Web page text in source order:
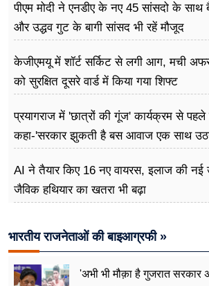
पीएम मोदी ने एनडीए के नए 45 सांसदो के साथ
और उद्धव गुट के बागी सांसद भी रहें मौजूद
केजीएमयू में शॉर्ट सर्किट से लगी आग, मची
को सुरक्षित दूसरे वार्ड में किया गया शिफ्ट
प्रयागराज में 'छात्रों की गूंज' कार्यक्रम से पहले
कहा-'सरकार झुकती है बस आवाज एक साथ
AI ने तैयार किए 16 नए वायरस, इलाज की नई
जैविक हथियार का खतरा भी बढ़ा
भारतीय राजनेताओं की बाइआग्रफी »
'अभी भी मौक़ा है गुजरात सरकार